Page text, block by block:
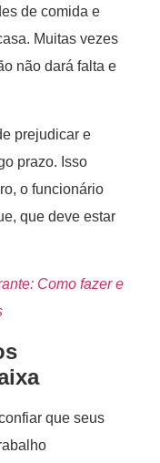
de comida e
Muitas vezes
não dará falta e
prejudicar e
prazo. Isso
o funcionário
que deve estar
Como fazer e
que seus